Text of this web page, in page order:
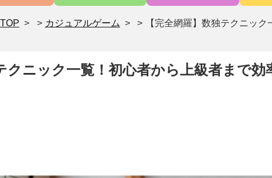
> カジュアルゲーム >
【完全網羅】数独テクニッ
クニック一覧！初心者から上級者まで